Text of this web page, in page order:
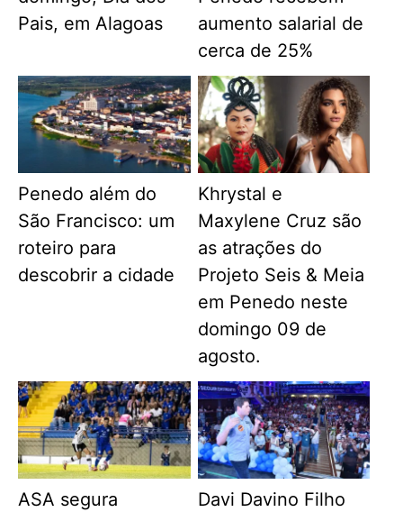
Pais, em Alagoas
aumento salarial de
cerca de 25%
Penedo além do
São Francisco: um
roteiro para
descobrir a cidade
Khrystal e
Maxylene Cruz são
as atrações do
Projeto Seis & Meia
em Penedo neste
domingo 09 de
agosto.
ASA segura
Davi Davino Filho